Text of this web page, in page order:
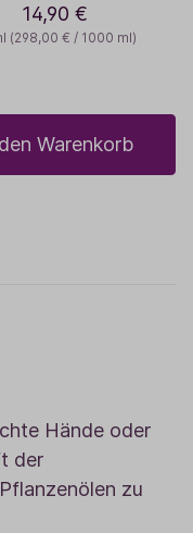
(298,00 € / 1000 ml)
14,90 €
Warenkorb
Hände oder
der
zu